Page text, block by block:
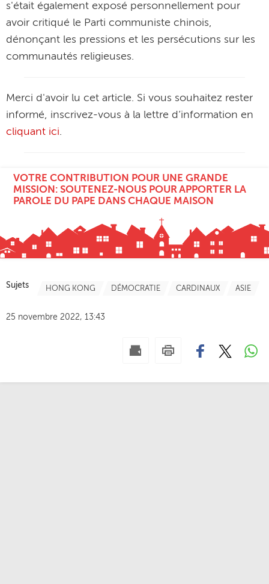
s'était également exposé personnellement pour
avoir critiqué le Parti communiste chinois,
dénonçant les pressions et les persécutions sur les
communautés religieuses.
Merci d'avoir lu cet article. Si vous souhaitez rester
informé, inscrivez-vous à la lettre d’information en
cliquant ici.
VOTRE CONTRIBUTION POUR UNE GRANDE
MISSION: SOUTENEZ-NOUS POUR APPORTER LA
PAROLE DU PAPE DANS CHAQUE MAISON
Sujets HONG KONG DÉMOCRATIE CARDINAUX ASIE
25 novembre 2022, 13:43